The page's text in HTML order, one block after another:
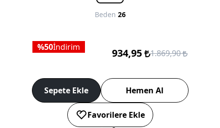
Beden 26
50İndirim 934,95 1.869,90
Sepete Ekle Hemen Al
Favorilere Ekle